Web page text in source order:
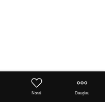
Norai Daugiau